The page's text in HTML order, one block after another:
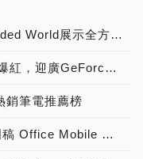
SP廣穎電通將於德國2015 Embedded World展示全方位工控系列產品
InWin 805 NVIDIA EDITION機殼爆紅，迎廣GeForce GTX特仕版機箱正式開賣！
銷筆電推薦榜
Windows 10 搭載 Office 版本聲明稿 Office Mobile 、 Office 2016 與 Office 365 版本差異說明